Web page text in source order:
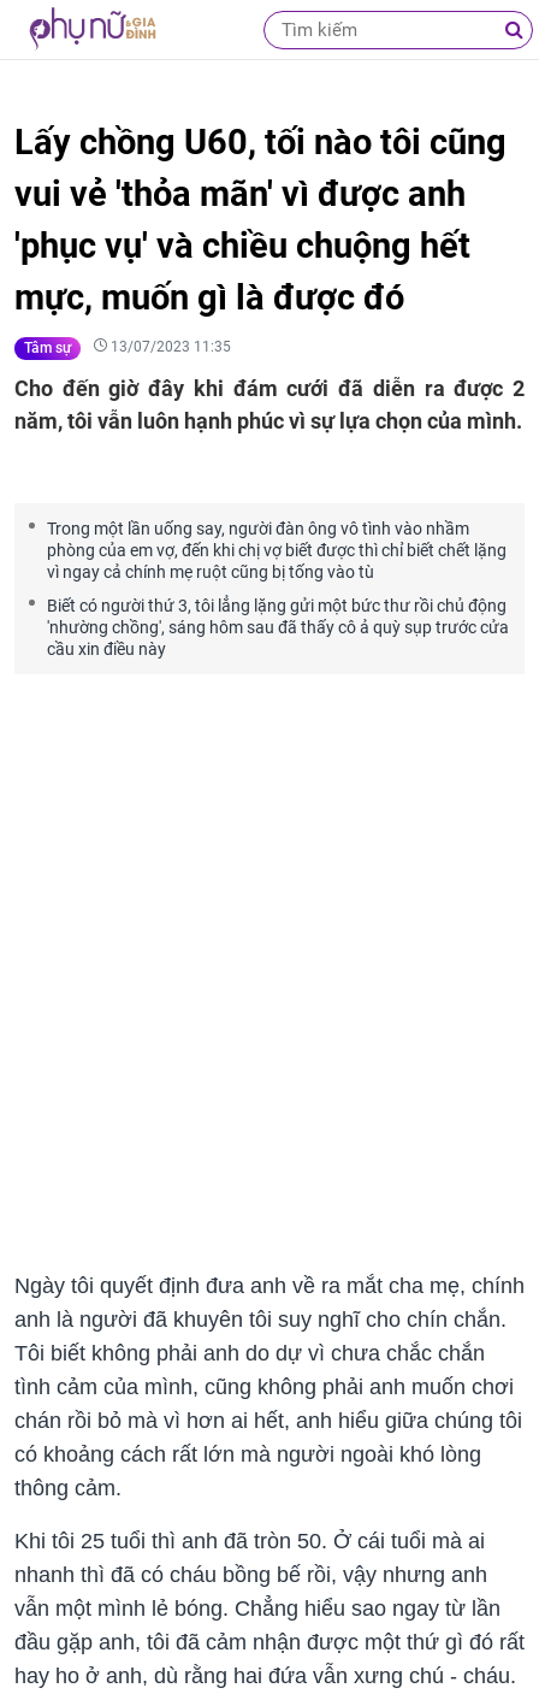
Lấy chồng U60, tối nào tôi cũng
vui vẻ 'thỏa mãn' vì được anh
'phục vụ' và chiều chuộng hết
mực, muốn gì là được đó
Tâm sự 13/07/2023 11:35
Cho đến giờ đây khi đám cưới đã diễn ra được 2
năm, tôi vẫn luôn hạnh phúc vì sự lựa chọn của mình.
Trong một lần uống say, người đàn ông vô tình vào nhầm
phòng của em vợ, đến khi chị vợ biết được thì chỉ biết chết lặng
vì ngay cả chính mẹ ruột cũng bị tống vào tù
Biết có người thứ 3, tôi lẳng lặng gửi một bức thư rồi chủ động
'nhường chồng', sáng hôm sau đã thấy cô ả quỳ sụp trước cửa
cầu xin điều này
Ngày tôi quyết định đưa anh về ra mắt cha mẹ, chính
anh là người đã khuyên tôi suy nghĩ cho chín chắn.
Tôi biết không phải anh do dự vì chưa chắc chắn
tình cảm của mình, cũng không phải anh muốn chơi
chán rồi bỏ mà vì hơn ai hết, anh hiểu giữa chúng tôi
có khoảng cách rất lớn mà người ngoài khó lòng
thông cảm.
Khi tôi 25 tuổi thì anh đã tròn 50. Ở cái tuổi mà ai
nhanh thì đã có cháu bồng bế rồi, vậy nhưng anh
vẫn một mình lẻ bóng. Chẳng hiểu sao ngay từ lần
đầu gặp anh, tôi đã cảm nhận được một thứ gì đó rất
hay ho ở anh, dù rằng hai đứa vẫn xưng chú - cháu.